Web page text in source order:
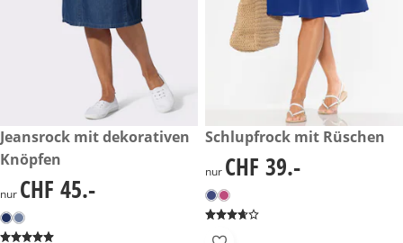
CHF 45.-
Jeansrock mit dekorativen
Knöpfen
CHF 45.-
nur CHF 45.-
CHF 39.-
Schlupfrock mit Rüschen
CHF 39.-
nur CHF 39.-